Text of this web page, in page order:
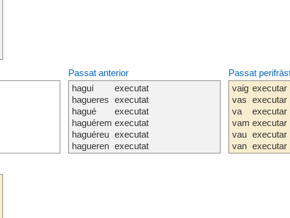
Passat anterior
haguí
hagueres
hagué
haguérem
haguéreu
hagueren
executat
executat
executat
executat
executat
executat
Passat
vaig
vas
va
vam
vau
van
executar
executar
executar
executar
executar
executar